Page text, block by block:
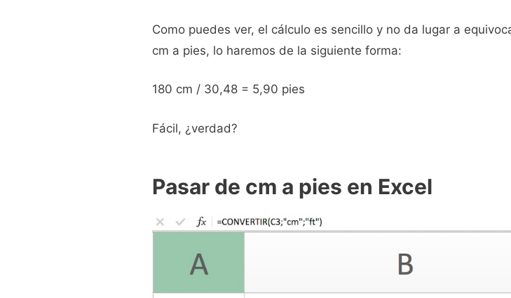
Como puedes ver, el cálculo es sencillo y no da lugar a
cm a pies, lo haremos de la siguiente forma:
180 cm / 30,48 = 5,90 pies
Fácil, ¿verdad?
Pasar de cm a pies en Excel